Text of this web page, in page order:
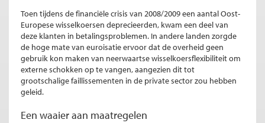
Toen tijdens de financiële crisis van 2008/2009 een aantal Oost-
Europese wisselkoersen deprecieerden, kwam een deel van
deze klanten in betalingsproblemen. In andere landen zorgde
de hoge mate van euroisatie ervoor dat de overheid geen
gebruik kon maken van neerwaartse wisselkoersflexibiliteit om
externe schokken op te vangen, aangezien dit tot
grootschalige faillissementen in de private sector zou hebben
geleid.
Een waaier aan maatregelen